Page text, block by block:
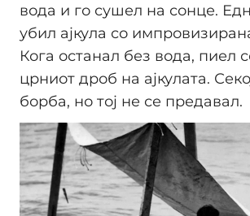
вода и го сушел на сонце.
убил ајкула со
Кога останал без вода, пиел
црниот дроб на ајкулата.
борба, но тој не се предавал.